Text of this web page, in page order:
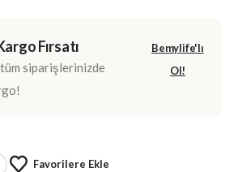
Fırsatı
siparişlerinizde
Bemylife'lı
Ol!
Favorilere Ekle